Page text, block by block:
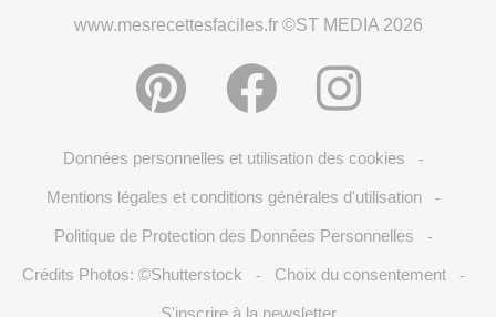
www.mesrecettesfaciles.fr ©ST MEDIA 2026
Données personnelles et utilisation des cookies -
Mentions légales et conditions générales d'utilisation -
Politique de Protection des Données Personnelles -
Crédits Photos: ©Shutterstock - Choix du consentement -
S'inscrire à la newsletter